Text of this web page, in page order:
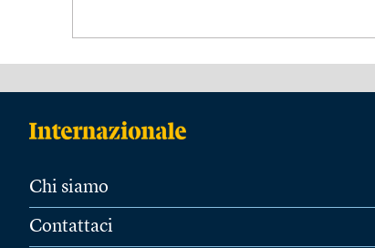
Chi siamo
Contattaci